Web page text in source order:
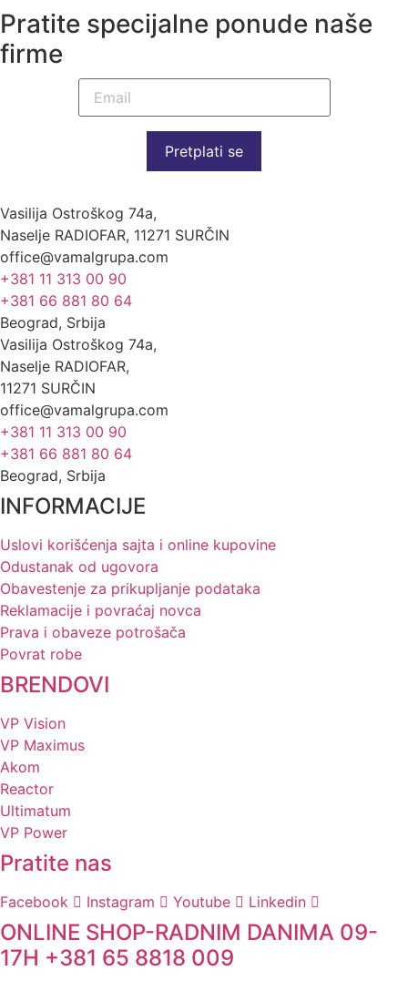
Pratite specijalne ponude naše
firme
Pretplati se
Vasilija Ostroškog 74a,
Naselje RADIOFAR, 11271 SURČIN
office@vamalgrupa.com
+381 11 313 00 90
+381 66 881 80 64
Beograd, Srbija
Vasilija Ostroškog 74a,
Naselje RADIOFAR,
11271 SURČIN
office@vamalgrupa.com
+381 11 313 00 90
+381 66 881 80 64
Beograd, Srbija
INFORMACIJE
Uslovi korišćenja sajta i online kupovine
Odustanak od ugovora
Obavestenje za prikupljanje podataka
Reklamacije i povraćaj novca
Prava i obaveze potrošača
Povrat robe
BRENDOVI
VP Vision
VP Maximus
Akom
Reactor
Ultimatum
VP Power
Pratite nas
Facebook Instagram Youtube Linkedin
ONLINE SHOP-RADNIM DANIMA 09-
17H +381 65 8818 009